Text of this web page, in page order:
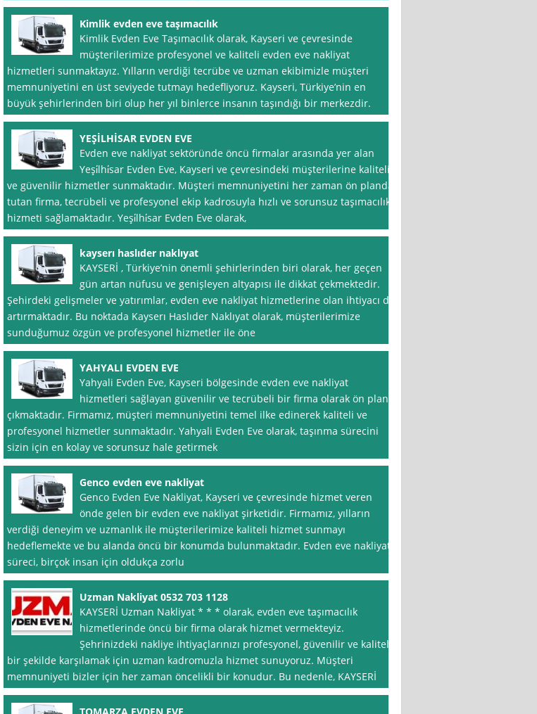
Kimlik evden eve taşımacılık
Kimlik Evden Eve Taşımacılık olarak, Kayseri ve çevresinde
müşterilerimize profesyonel ve kaliteli evden eve nakliyat
hizmetleri sunmaktayız. Yılların verdiği tecrübe ve uzman ekibimizle müşteri
memnuniyetini en üst seviyede tutmayı hedefliyoruz. Kayseri, Türkiye’nin en
büyük şehirlerinden biri olup her yıl binlerce insanın taşındığı bir merkezdir.
YEŞİLHİSAR EVDEN EVE
Evden eve nakliyat sektöründe öncü firmalar arasında yer alan
Yeşi̇lhi̇sar Evden Eve, Kayseri ve çevresindeki müşterilerine kaliteli
ve güvenilir hizmetler sunmaktadır. Müşteri memnuniyetini her zaman ön planda
tutan firma, tecrübeli ve profesyonel ekip kadrosuyla hızlı ve sorunsuz taşımacılık
hizmeti sağlamaktadır. Yeşi̇lhi̇sar Evden Eve olarak,
kayserı haslıder naklıyat
KAYSERİ , Türkiye’nin önemli şehirlerinden biri olarak, her geçen
gün artan nüfusu ve genişleyen altyapısı ile dikkat çekmektedir.
Şehirdeki gelişmeler ve yatırımlar, evden eve nakliyat hizmetlerine olan ihtiyacı da
artırmaktadır. Bu noktada Kayserı Haslıder Naklıyat olarak, müşterilerimize
sunduğumuz özgün ve profesyonel hizmetler ile öne
YAHYALI EVDEN EVE
Yahyali Evden Eve, Kayseri bölgesinde evden eve nakliyat
hizmetleri sağlayan güvenilir ve tecrübeli bir firma olarak ön plana
çıkmaktadır. Firmamız, müşteri memnuniyetini temel ilke edinerek kaliteli ve
profesyonel hizmetler sunmaktadır. Yahyali Evden Eve olarak, taşınma sürecini
sizin için en kolay ve sorunsuz hale getirmek
Genco evden eve nakliyat
Genco Evden Eve Nakliyat, Kayseri ve çevresinde hizmet veren
önde gelen bir evden eve nakliyat şirketidir. Firmamız, yılların
verdiği deneyim ve uzmanlık ile müşterilerimize kaliteli hizmet sunmayı
hedeflemekte ve bu alanda öncü bir konumda bulunmaktadır. Evden eve nakliyat
süreci, birçok insan için oldukça zorlu
Uzman Nakliyat 0532 703 1128
KAYSERİ Uzman Nakliyat * * * olarak, evden eve taşımacılık
hizmetlerinde öncü bir firma olarak hizmet vermekteyiz.
Şehrinizdeki nakliye ihtiyaçlarınızı profesyonel, güvenilir ve kaliteli
bir şekilde karşılamak için uzman kadromuzla hizmet sunuyoruz. Müşteri
memnuniyeti bizler için her zaman öncelikli bir konudur. Bu nedenle, KAYSERİ